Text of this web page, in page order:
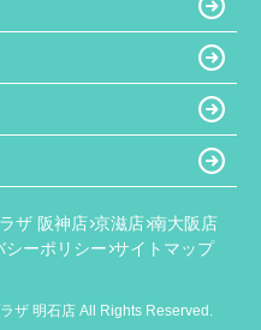
ザ 阪神店 京滋店 南大阪店
シーポリシー サイトマップ
ザ 明石店 All Rights Reserved.